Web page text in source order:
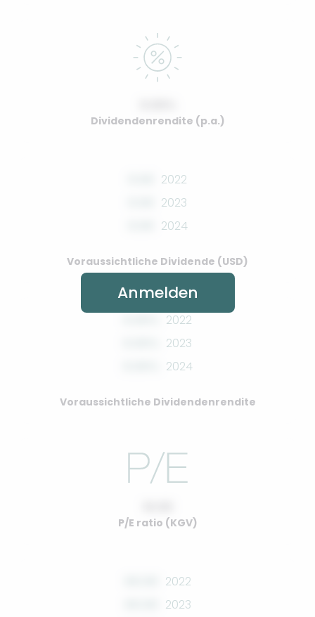
Dividendenrendite (p.a.)
2022
2023
2024
Voraussichtliche Dividende (USD)
2022
2023
2024
Voraussichtliche Dividendenrendite
P/E ratio (KGV)
2022
2023
Anmelden